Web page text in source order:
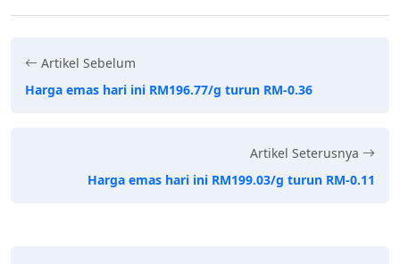
Artikel Sebelum
Harga emas hari ini RM196.77/g turun RM-0.36
Artikel Seterusnya
Harga emas hari ini RM199.03/g turun RM-0.11